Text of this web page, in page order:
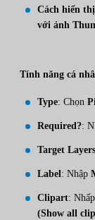
Cách hiển
với ảnh
Tính năng cá
Type: Chọn
Required?:
Target Layers
Label: Nhập
Clipart:
(Show all